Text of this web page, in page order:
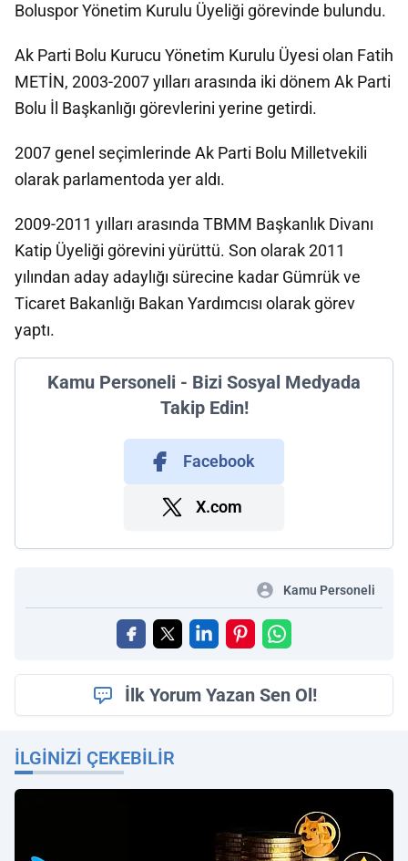
Boluspor Yönetim Kurulu Üyeliği görevinde bulundu.
Ak Parti Bolu Kurucu Yönetim Kurulu Üyesi olan Fatih
METİN, 2003-2007 yılları arasında iki dönem Ak Parti
Bolu İl Başkanlığı görevlerini yerine getirdi.
2007 genel seçimlerinde Ak Parti Bolu Milletvekili
olarak parlamentoda yer aldı.
2009-2011 yılları arasında TBMM Başkanlık Divanı
Katip Üyeliği görevini yürüttü. Son olarak 2011
yılından aday adaylığı sürecine kadar Gümrük ve
Ticaret Bakanlığı Bakan Yardımcısı olarak görev
yaptı.
Kamu Personeli - Bizi Sosyal Medyada
Takip Edin!
Facebook
X.com
Kamu Personeli
İlk Yorum Yazan Sen Ol!
İLGINIZI ÇEKEBILIR